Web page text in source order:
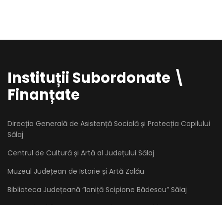
Instituții Subordonate \
Finanțate
Direcția Generală de Asistență Socială și Protecția Copilului
Sălaj
Centrul de Cultură și Artă al Județului Sălaj
Muzeul Județean de Istorie și Artă Zalău
Biblioteca Județeană “Ioniță Scipione Bădescu” Sălaj